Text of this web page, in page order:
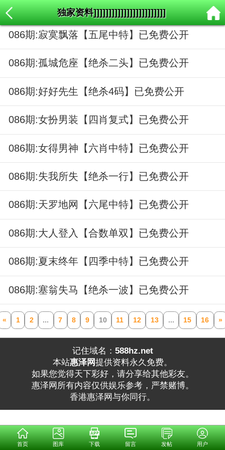
独家资料]]]]]]]]]]]]]]]]]]]]]]]]
086期:寂寞飘落【五尾中特】已免费公开
086期:孤城危座【绝杀二头】已免费公开
086期:好好先生【绝杀4码】已免费公开
086期:女扮男装【四肖复式】已免费公开
086期:女得男神【六肖中特】已免费公开
086期:失我所失【绝杀一行】已免费公开
086期:天罗地网【六尾中特】已免费公开
086期:大人登入【合数单双】已免费公开
086期:夏末终年【四季中特】已免费公开
086期:塞翁失马【绝杀一波】已免费公开
« 1 2 ... 7 8 9 10 11 12 13 ... 15 16 »
记住域名： 588hz.net
本站惠泽网提供资料永久免费。
如果您觉得天下彩好，请分享给其他彩友。
惠泽网所有内容仅供娱乐参考，严禁赌博。
香港惠泽网与你同行。
首页 图库 下载 留言 发帖 用户